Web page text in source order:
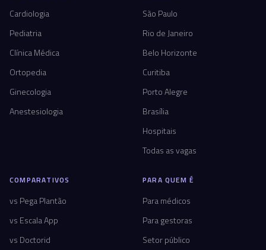
Cardiologia
Pediatria
Clínica Médica
Ortopedia
Ginecologia
Anestesiologia
São Paulo
Rio de Janeiro
Belo Horizonte
Curitiba
Porto Alegre
Brasília
Hospitais
Todas as vagas
COMPARATIVOS
vs Pega Plantão
vs Escala App
vs Doctorid
PARA QUEM É
Para médicos
Para gestoras
Setor público